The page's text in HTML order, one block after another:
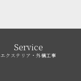
Service
エクステリア・外構工事